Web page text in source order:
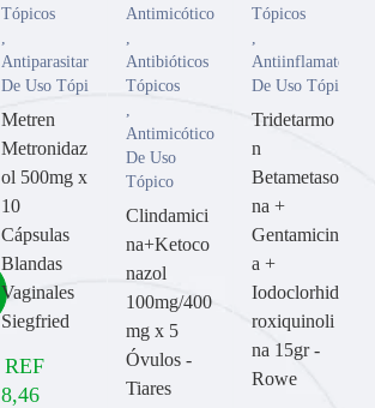
Tópicos
Antiparasitarios
De Uso Tópico
Metren
Metronidaz
ol 500mg x
10
Cápsulas
Blandas
Vaginales
Siegfried
REF
8,46
Antimicóticos
Antibióticos
Tópicos
Antimicóticos
De Uso
Tópico
Clindamici
na+Ketoco
nazol
100mg/400
mg x 5
Óvulos -
Tiares
Tópicos
Antiinflamatorios
De Uso Tópico
Tridetarmo
n
Betametaso
na +
Gentamicin
a +
Iodoclorhid
roxiquinoli
na 15gr -
Rowe